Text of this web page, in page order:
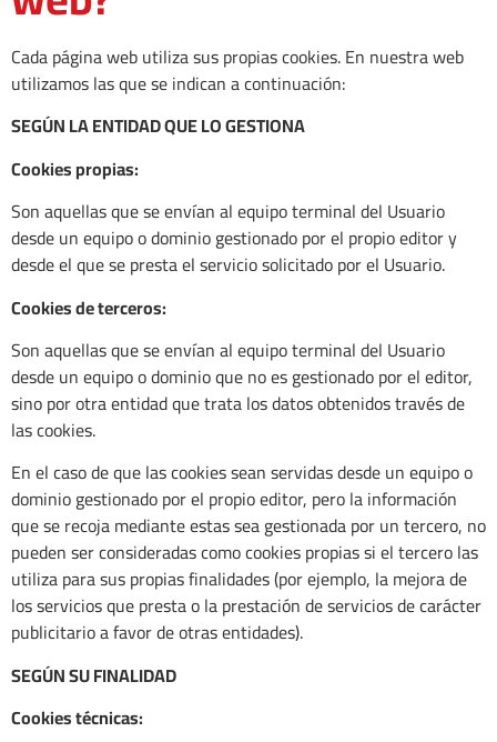
Cada página web utiliza sus propias cookies. En nuestra web
utilizamos las que se indican a continuación:
SEGÚN LA ENTIDAD QUE LO GESTIONA
Cookies propias:
Son aquellas que se envían al equipo terminal del Usuario
desde un equipo o dominio gestionado por el propio editor y
desde el que se presta el servicio solicitado por el Usuario.
Cookies de terceros:
Son aquellas que se envían al equipo terminal del Usuario
desde un equipo o dominio que no es gestionado por el editor,
sino por otra entidad que trata los datos obtenidos través de
las cookies.
En el caso de que las cookies sean servidas desde un equipo o
dominio gestionado por el propio editor, pero la información
que se recoja mediante estas sea gestionada por un tercero, no
pueden ser consideradas como cookies propias si el tercero las
utiliza para sus propias finalidades (por ejemplo, la mejora de
los servicios que presta o la prestación de servicios de carácter
publicitario a favor de otras entidades).
SEGÚN SU FINALIDAD
Cookies técnicas: